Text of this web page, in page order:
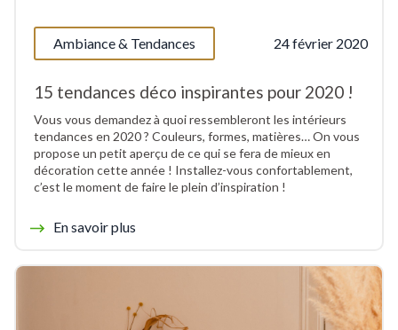
Ambiance & Tendances 24 février 2020
15 tendances déco inspirantes pour 2020 !
Vous vous demandez à quoi ressembleront les intérieurs
tendances en 2020 ? Couleurs, formes, matières… On vous
propose un petit aperçu de ce qui se fera de mieux en
décoration cette année ! Installez-vous confortablement,
c’est le moment de faire le plein d’inspiration !
En savoir plus